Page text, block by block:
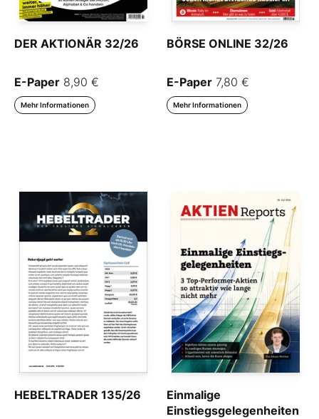
DER AKTIONÄR 32/26
E-Paper 8,90 €
Mehr Informationen
BÖRSE ONLINE 32/26
E-Paper 7,80 €
Mehr Informationen
HEBELTRADER 135/26
Einmalige
Einstiegsgelegenheiten